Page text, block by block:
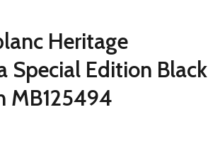
Heritage
Special Edition Black
MB125494